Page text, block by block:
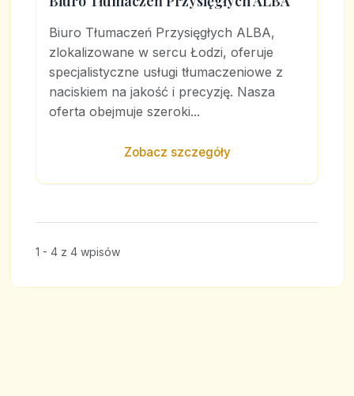
Biuro Tłumaczeń Przysięgłych ALBA,
zlokalizowane w sercu Łodzi, oferuje
specjalistyczne usługi tłumaczeniowe z
naciskiem na jakość i precyzję. Nasza
oferta obejmuje szeroki...
Zobacz szczegóły
1 - 4 z 4 wpisów